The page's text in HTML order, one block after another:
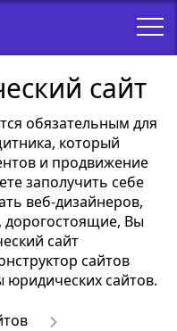
сайт
обязательным для
который
и продвижение
заполучить себе
веб-дизайнеров,
дорогостоящие, Вы
сайт
сайтов
сайтов.